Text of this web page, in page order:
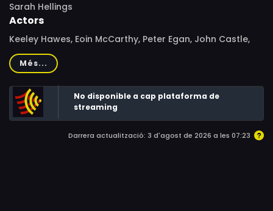
Sarah Hellings
Actors
Keeley Hawes, Eoin McCarthy, Peter Egan, John Castle,
Richard Lintern, Jack Tarlton, Patsy Rowlands, Alan
Rothwell, Hannah Spearritt, Jessica Turner, Anna Winslet,
Amanda Elwes, David Roper, Robert Reynolds, Judy
Campbell, Sheila Ruskin, Sarah Woodward, Katie Ryder
Richardson, Janet Maw, Robert Swann, Oliver
Montgomery, Jon Newman, Rachel Heaton, Laura Cox,
Més...
No disponible a cap plataforma de
streaming
Darrera actualització: 3 d'agost de 2026 a les 07:23